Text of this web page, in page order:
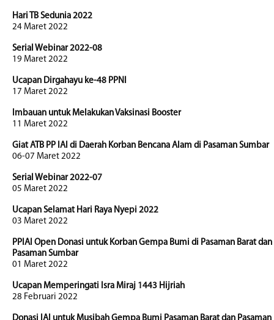
Hari TB Sedunia 2022
24 Maret 2022
Serial Webinar 2022-08
19 Maret 2022
Ucapan Dirgahayu ke-48 PPNI
17 Maret 2022
Imbauan untuk Melakukan Vaksinasi Booster
11 Maret 2022
Giat ATB PP IAI di Daerah Korban Bencana Alam di Pasaman Sumbar
06-07 Maret 2022
Serial Webinar 2022-07
05 Maret 2022
Ucapan Selamat Hari Raya Nyepi 2022
03 Maret 2022
PPIAI Open Donasi untuk Korban Gempa Bumi di Pasaman Barat dan
Pasaman Sumbar
01 Maret 2022
Ucapan Memperingati Isra Miraj 1443 Hijriah
28 Februari 2022